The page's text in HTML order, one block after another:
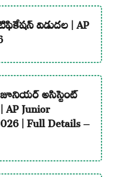
విడుదల | AP
అసిస్టెంట్
Junior
| Full Details –